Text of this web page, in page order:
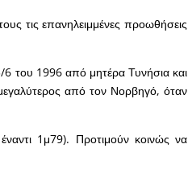
τις επανηλειμμένες προωθήσεις
6 του 1996 από μητέρα Τυνήσια και
μεγαλύτερος από τον Νορβηγό, όταν
1μ79). Προτιμούν κοινώς να